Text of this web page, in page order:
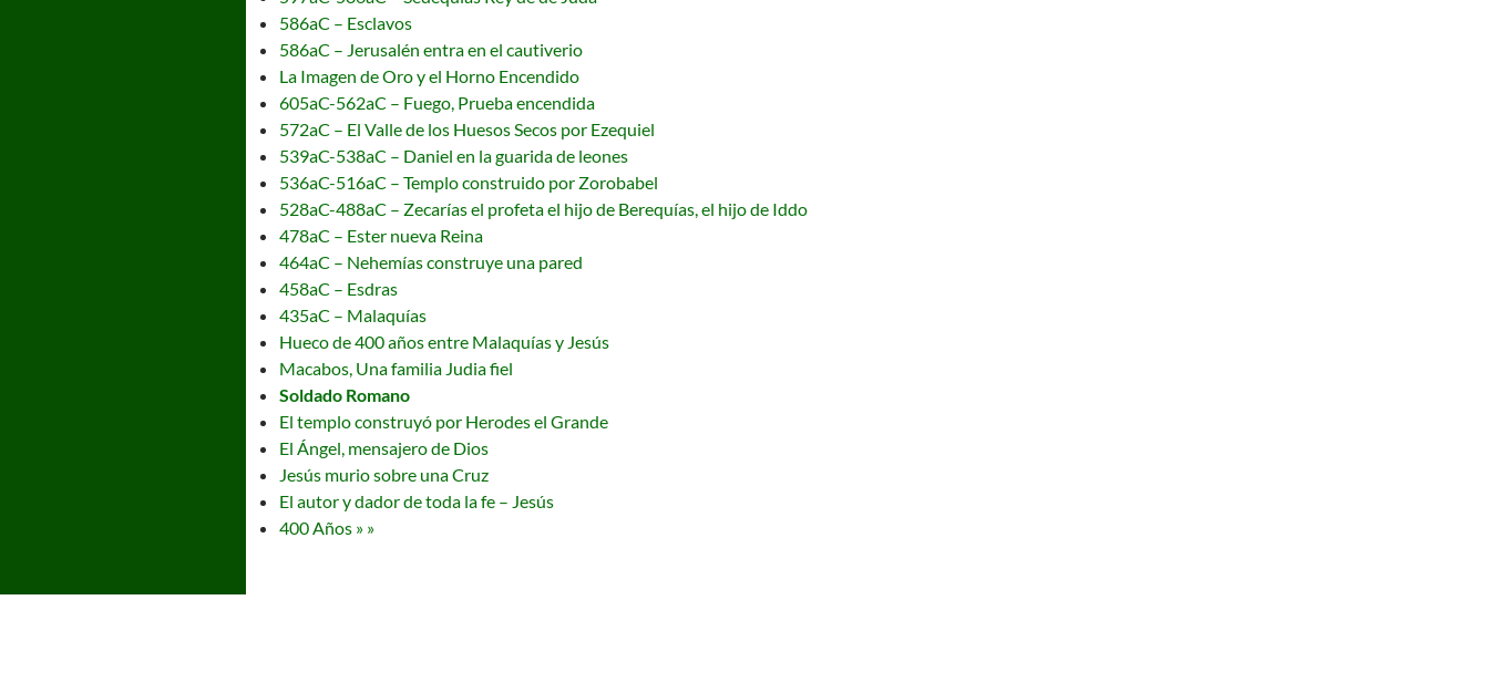
586aC – Esclavos
586aC – Jerusalén entra en el cautiverio
La Imagen de Oro y el Horno Encendido
605aC-562aC – Fuego, Prueba encendida
572aC – El Valle de los Huesos Secos por Ezequiel
539aC-538aC – Daniel en la guarida de leones
536aC-516aC – Templo construido por Zorobabel
528aC-488aC – Zecarías el profeta el hijo de Berequías, el hijo de Iddo
478aC – Ester nueva Reina
464aC – Nehemías construye una pared
458aC – Esdras
435aC – Malaquías
Hueco de 400 años entre Malaquías y Jesús
Macabos, Una familia Judia fiel
Soldado Romano
El templo construyó por Herodes el Grande
El Ángel, mensajero de Dios
Jesús murio sobre una Cruz
El autor y dador de toda la fe – Jesús
400 Años » »